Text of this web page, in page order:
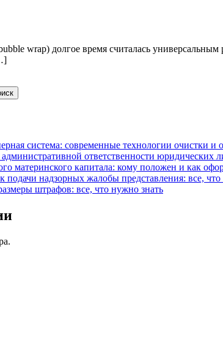
wrap) долгое время считалась
система: современные технологии очистки и
ответственности юридических
материнского капитала: кому положен и как
подачи надзорных жалобы представления: все,
штрафов: все, что нужно знать